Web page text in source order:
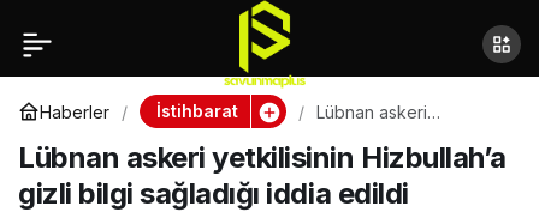
Haberler İstihbarat
Lübnan askeri
gizli bilgi sağladığı iddia
edildi
Lübnan askeri yetkilisinin Hizbullah’a
gizli bilgi sağladığı iddia edildi
İsrail’de iki asker İran
için casusluk
suçlamasıyla tutuklandı
Paylaş